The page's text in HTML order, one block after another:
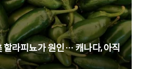
할라피뇨가 원인… 캐나다, 아직